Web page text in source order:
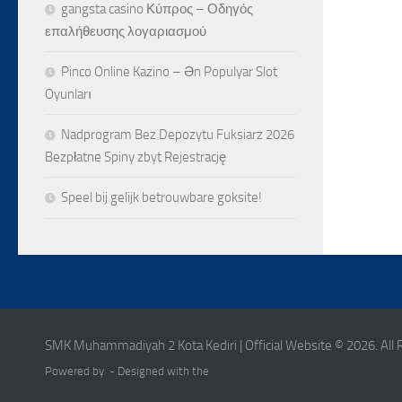
gangsta casino Κύπρος – Οδηγός
επαλήθευσης λογαριασμού
Pinco Online Kazino – Ən Populyar Slot
Oyunları
Nadprogram Bez Depozytu Fuksiarz 2026
Bezpłatne Spiny zbyt Rejestrację
Speel bij gelijk betrouwbare goksite!
SMK Muhammadiyah 2 Kota Kediri | Official Website © 2026. All
Powered by - Designed with the